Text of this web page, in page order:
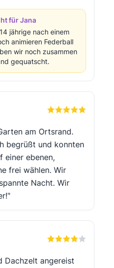
für Jana
jährige nach einem
animieren Federball
wir noch zusammen
gequatscht.
am Ortsrand.
begrüßt und konnten
einer ebenen,
frei wählen. Wir
Nacht. Wir
Dachzelt angereist